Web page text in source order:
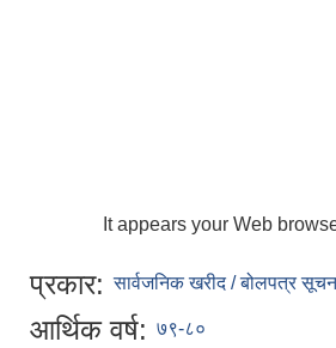
It appears your Web
प्रकार: सार्वजनिक खरीद / बोलपत्र
आर्थिक वर्ष: ७९-८०